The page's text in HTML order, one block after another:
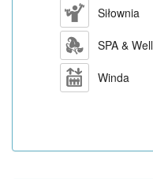
Siłownia
SPA &
Winda